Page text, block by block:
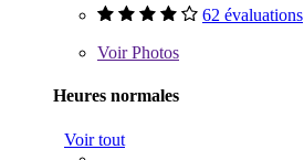
62 évaluations
VoirPhotos
Heures normales
Voir tout